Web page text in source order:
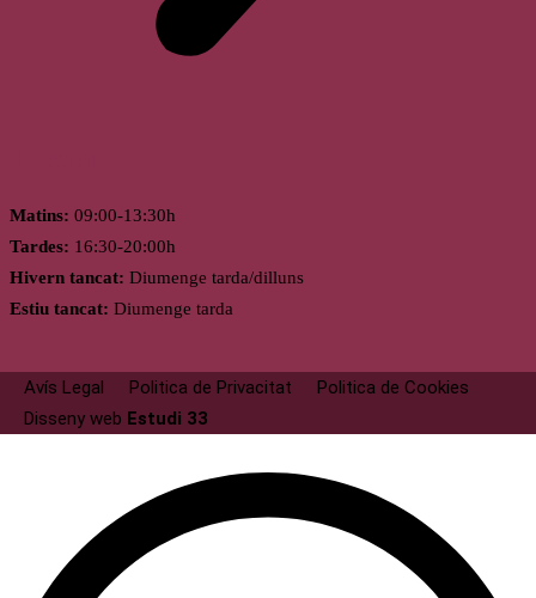
Matins: 09:00-13:30h
Tardes: 16:30-20:00h
Hivern tancat: Diumenge tarda/dilluns
Estiu tancat: Diumenge tarda
Avís Legal Politica de Privacitat
Politica de Cookies
Disseny web Estudi 33